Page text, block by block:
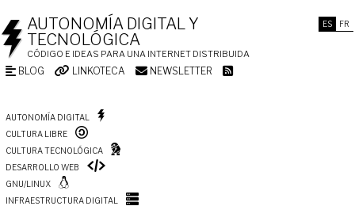
ES FR
AUTONOMÍA DIGITAL Y
TECNOLÓGICA
CÓDIGO E IDEAS PARA UNA INTERNET DISTRIBUIDA
BLOG LINKOTECA NEWSLETTER
AUTONOMÍA DIGITAL
CULTURA LIBRE
CULTURA TECNOLÓGICA
DESARROLLO WEB
GNU/LINUX
INFRAESTRUCTURA DIGITAL